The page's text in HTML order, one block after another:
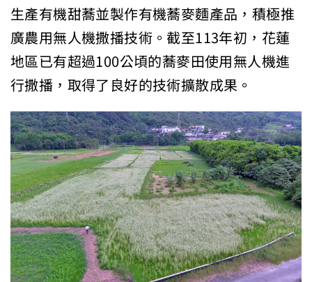
生產有機甜蕎並製作有機蕎麥麵產品，積極推
廣農用無人機撒播技術。截至113年初，花蓮
地區已有超過100公頃的蕎麥田使用無人機進
行撒播，取得了良好的技術擴散成果。